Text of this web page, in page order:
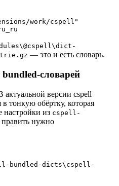
work/cspell"
— это и есть словарь.
словарей
актуальной версии cspell
тонкую обёртку, которая
настройки из cspell-
нужно
bundled-dicts\cspell-